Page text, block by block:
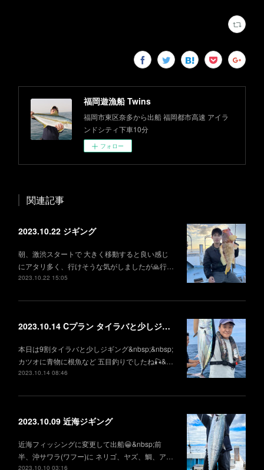
福岡遊漁船 Twins
福岡市東区奈多から出船 福岡都市高速 アイラ
ンドシティ下車10分
フォロー
関連記事
2023.10.22 ジギング
朝、激渋スタートで 大きく移動すると良い感じ
にアタリ多く、行けそうな気がしましたが🙏行…
2023.10.22 15:05
2023.10.14 Cプラン タイラバと少しジギング
本日は9割タイラバと少しジギング&nbsp;&nbsp;
カツオに青物に根魚など 五目釣りでしたね🎣&…
2023.10.14 08:46
2023.10.09 近海ジギング
近海フィッシングに変更して出船😀&nbsp;前
半、沖サワラ(ワフー)に ネリゴ、ヤズ、鯛、ア…
2023.10.10 03:16